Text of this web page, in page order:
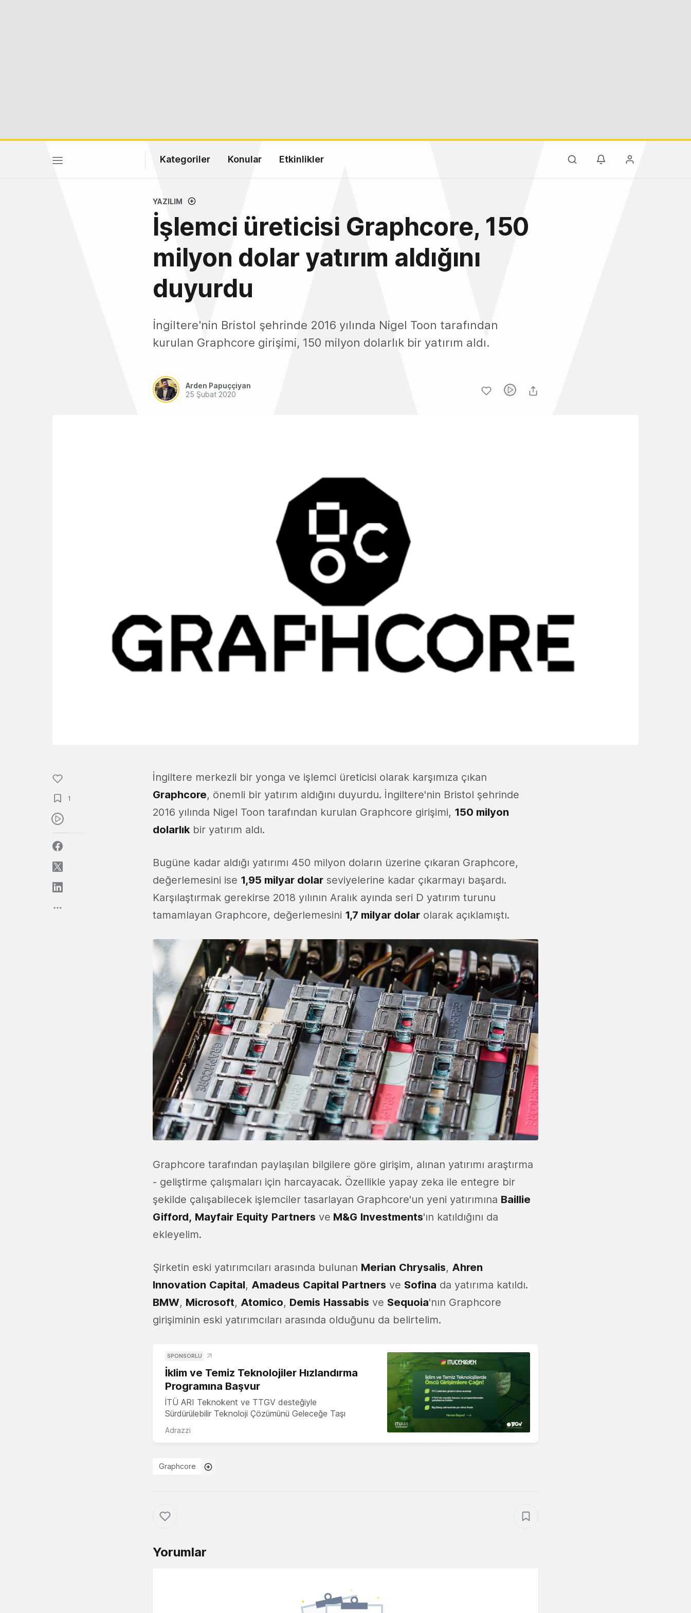
Kategoriler Konular Etkinlikler
YAZILIM
İşlemci üreticisi Graphcore, 150
milyon dolar yatırım aldığını
duyurdu
İngiltere'nin Bristol şehrinde 2016 yılında Nigel Toon tarafından
kurulan Graphcore girişimi, 150 milyon dolarlık bir yatırım aldı.
Arden Papuççiyan
25 Şubat 2020
1
İngiltere merkezli bir yonga ve işlemci üreticisi olarak karşımıza çıkan
Graphcore, önemli bir yatırım aldığını duyurdu. İngiltere'nin Bristol şehrinde
2016 yılında Nigel Toon tarafından kurulan Graphcore girişimi, 150 milyon
dolarlık bir yatırım aldı.
Bugüne kadar aldığı yatırımı 450 milyon doların üzerine çıkaran Graphcore,
değerlemesini ise 1,95 milyar dolar seviyelerine kadar çıkarmayı başardı.
Karşılaştırmak gerekirse 2018 yılının Aralık ayında seri D yatırım turunu
tamamlayan Graphcore, değerlemesini 1,7 milyar dolar olarak açıklamıştı.
Graphcore tarafından paylaşılan bilgilere göre girişim, alınan yatırımı araştırma
- geliştirme çalışmaları için harcayacak. Özellikle yapay zeka ile entegre bir
şekilde çalışabilecek işlemciler tasarlayan Graphcore'un yeni yatırımına Baillie
Gifford, Mayfair Equity Partners ve M&G Investments'ın katıldığını da
ekleyelim.
Şirketin eski yatırımcıları arasında bulunan Merian Chrysalis, Ahren
Innovation Capital, Amadeus Capital Partners ve Sofina da yatırıma katıldı.
BMW, Microsoft, Atomico, Demis Hassabis ve Sequoia'nın Graphcore
girişiminin eski yatırımcıları arasında olduğunu da belirtelim.
SPONSORLU
İklim ve Temiz Teknolojiler Hızlandırma
Programına Başvur
İTÜ ARI Teknokent ve TTGV desteğiyle
Sürdürülebilir Teknoloji Çözümünü Geleceğe Taşı
Adrazzi
Graphcore
Yorumlar